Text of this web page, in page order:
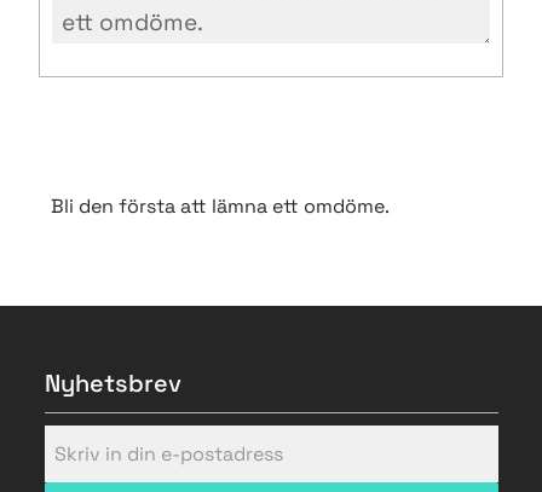
Bli den första att lämna ett omdöme.
Nyhetsbrev